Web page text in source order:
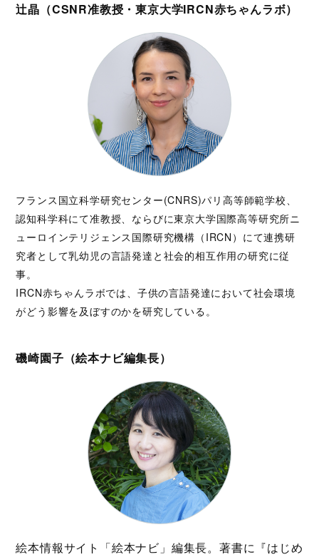
辻晶（CSNR准教授・東京大学IRCN赤ちゃんラボ）
フランス国立科学研究センター(CNRS)パリ高等師範学校、
認知科学科にて准教授、ならびに東京大学国際高等研究所ニ
ューロインテリジェンス国際研究機構（IRCN）にて連携研
究者として乳幼児の言語発達と社会的相互作用の研究に従
事。
IRCN赤ちゃんラボでは、子供の言語発達において社会環境
がどう影響を及ぼすのかを研究している。
磯崎園子（絵本ナビ編集長）
絵本情報サイト「絵本ナビ」編集長。著書に『はじめ